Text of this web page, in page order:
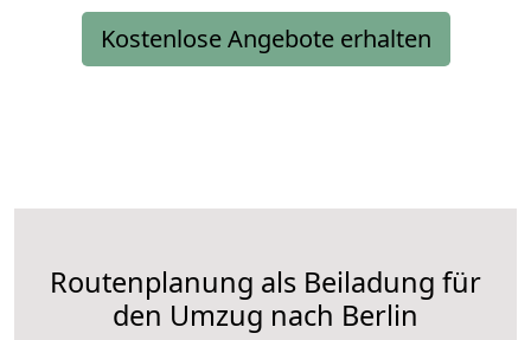
Kostenlose Angebote erhalten
Routenplanung als Beiladung für
den Umzug nach Berlin